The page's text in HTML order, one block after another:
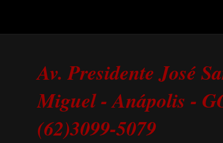
Av. Presidente José
Miguel - Anápolis -
(62)3099-5079